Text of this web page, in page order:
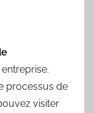
processus de
visiter